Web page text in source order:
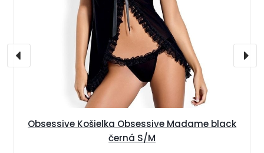
Obsessive Košielka Obsessive Madame black
černá S/M